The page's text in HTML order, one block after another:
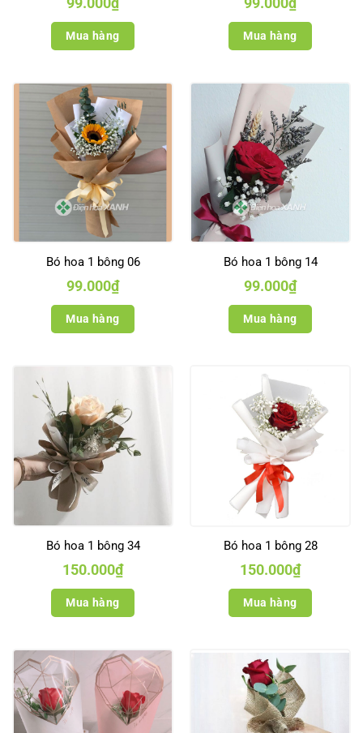
Mua hàng Mua hàng
Bó hoa 1 bông 06
99.000₫
Mua hàng
Bó hoa 1 bông 14
99.000₫
Mua hàng
Bó hoa 1 bông 34
150.000₫
Mua hàng
Bó hoa 1 bông 28
150.000₫
Mua hàng